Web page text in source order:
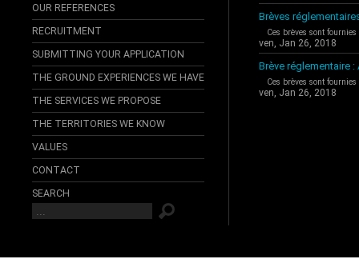
OUR REFERENCES
RECRUITMENT
SUBMITTING YOUR APPLICATION
THE GROUND EXPERIENCES WE HAVE
THE SERVICES WE PROPOSE
THE TERRITORIES WE KNOW
VALUES
CONTACT
SEARCH
Brèves
Ces brèves sont
ven, Jan 26, 2018
Brève réglementaire :
Ces brèves sont
ven, Jan 26, 2018